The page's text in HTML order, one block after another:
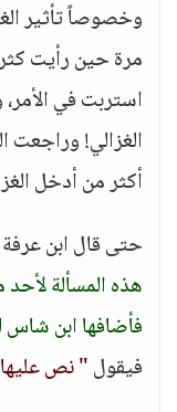
وخصوصاً تأثير
مرة حين رأيت
استربت في
الغزالي! وراجعت
أكثر من أدخل
حتى قال ابن
هذه المسألة لأحد
فأضافها ابن
فيقول" نص